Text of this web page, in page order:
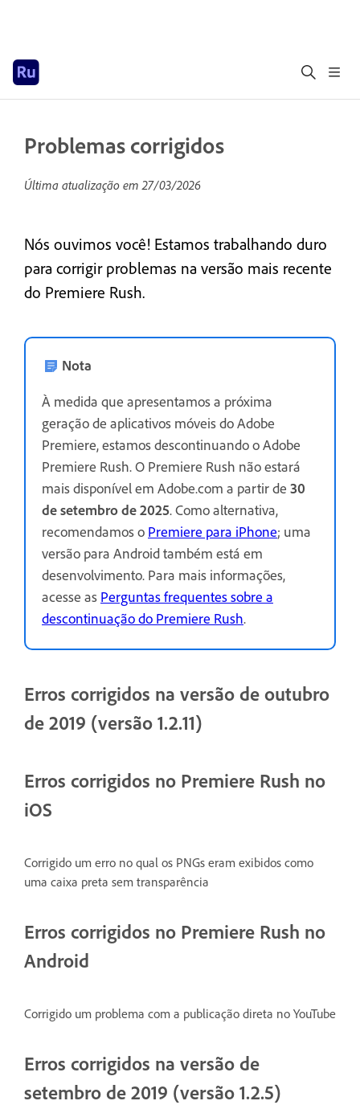
Problemas corrigidos
Última atualização em27/03/2026
Nós ouvimos você! Estamos trabalhando duro
para corrigir problemas na versão mais recente
do Premiere Rush.
Nota
À medida que apresentamos a próxima
geração de aplicativos móveis do Adobe
Premiere, estamos descontinuando o Adobe
Premiere Rush. O Premiere Rush não estará
mais disponível em Adobe.com a partir de 30
de setembro de 2025. Como alternativa,
recomendamos o Premiere para iPhone; uma
versão para Android também está em
desenvolvimento. Para mais informações,
acesse as Perguntas frequentes sobre a
descontinuação do Premiere Rush.
Erros corrigidos na versão de outubro
de 2019 (versão 1.2.11)
Erros corrigidos no Premiere Rush no
iOS
Corrigido um erro no qual os PNGs eram exibidos como
uma caixa preta sem transparência
Erros corrigidos no Premiere Rush no
Android
Corrigido um problema com a publicação direta no YouTube
Erros corrigidos na versão de
setembro de 2019 (versão 1.2.5)